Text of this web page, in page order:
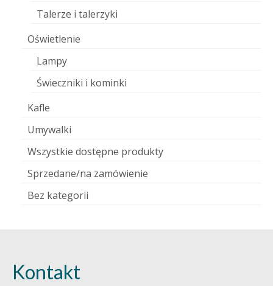
Talerze i talerzyki
Oświetlenie
Lampy
Świeczniki i kominki
Kafle
Umywalki
Wszystkie dostępne produkty
Sprzedane/na zamówienie
Bez kategorii
Kontakt